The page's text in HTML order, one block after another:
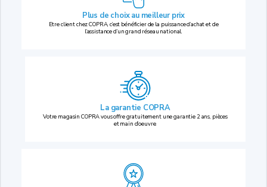
Plus de choix au meilleur prix
Etre client chez COPRA, c’est bénéficier de la puissance d’achat et de
l’assistance d’un grand réseau national.
La garantie COPRA
Votre magasin COPRA vous offre gratuitement une garantie 2 ans, pièces
et main d’oeuvre.